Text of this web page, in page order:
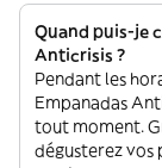
Quand puis-je
Anticrisis ?
Pendant les
Empanadas
tout moment.
dégusterez vos